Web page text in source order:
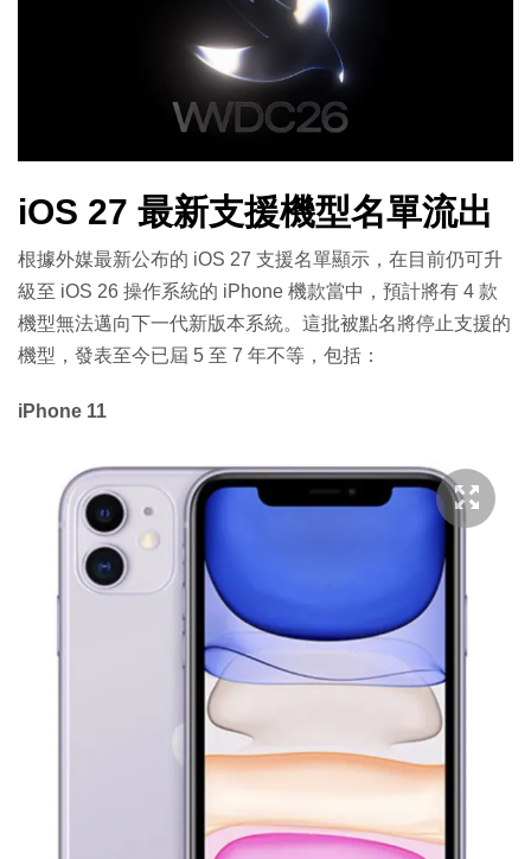
iOS 27 最新支援機型名單流出
根據外媒最新公布的 iOS 27 支援名單顯示，在目前仍可升
級至 iOS 26 操作系統的 iPhone 機款當中，預計將有 4 款
機型無法邁向下一代新版本系統。這批被點名將停止支援的
機型，發表至今已屆 5 至 7 年不等，包括：
iPhone 11